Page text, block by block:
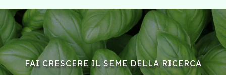
FAI CRESCERE IL SEME DELLA RICERCA